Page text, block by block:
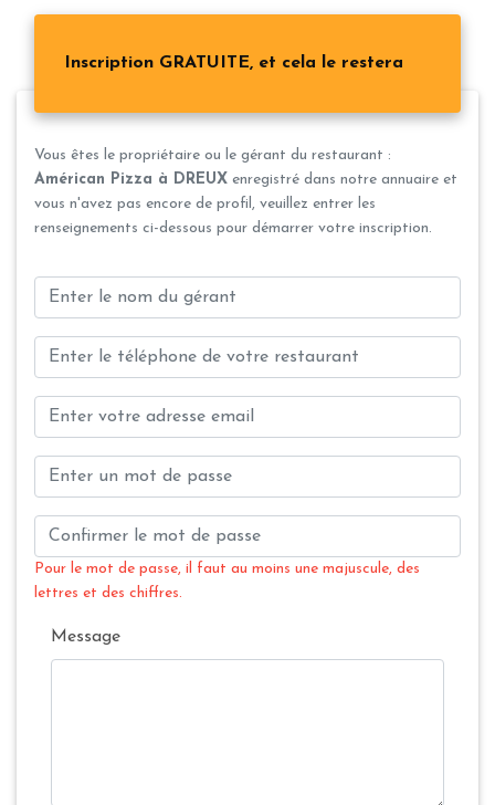
Inscription GRATUITE, et cela le restera
Vous êtes le propriétaire ou le gérant du restaurant :
Américan Pizza à DREUX enregistré dans notre annuaire et
vous n'avez pas encore de profil, veuillez entrer les
renseignements ci-dessous pour démarrer votre inscription.
Pour le mot de passe, il faut au moins une majuscule, des
lettres et des chiffres.
Message